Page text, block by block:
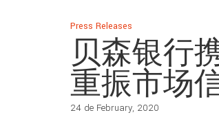
Press Releases
贝森银行
重振市场
24 de February, 2020